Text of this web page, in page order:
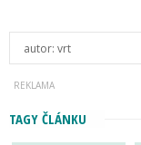
autor: vrt
TAGY ČLÁNKU